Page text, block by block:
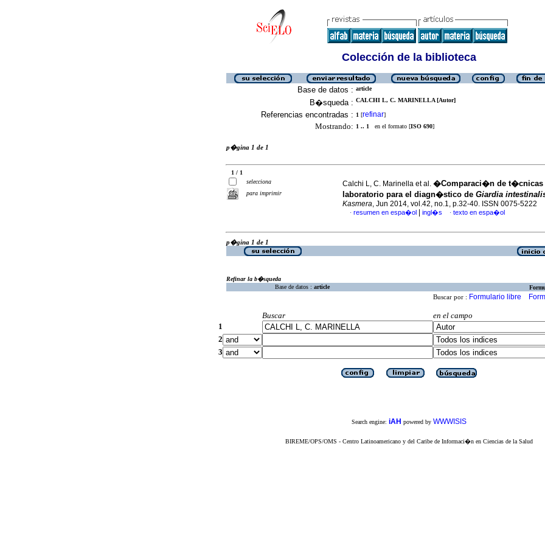
Colección de la biblioteca
Base de datos : article
B�squeda : CALCHI L, C. MARINELLA [Autor]
Referencias encontradas : 1 [refinar]
Mostrando: 1 .. 1 en el formato [ISO 690]
p�gina 1 de 1
1 / 1
selecciona
para imprimir
Calchi L, C. Marinella et al. �Comparaci�n de t�cnicas
laboratorio para el diagn�stico de Giardia
Kasmera, Jun 2014, vol.42, no.1, p.32-40. ISSN 0075-5222
· resumen en espa�ol ingl�s · texto en espa�ol
p�gina 1 de 1
Refinar la b�squeda
Base de datos : article
Buscar por : Formulario libre
Buscar
en el campo
1
2
3
Search engine: iAH powered by WWWISIS
BIREME/OPS/OMS - Centro Latinoamericano y del Caribe de Informaci�n en Ciencias de la Salud